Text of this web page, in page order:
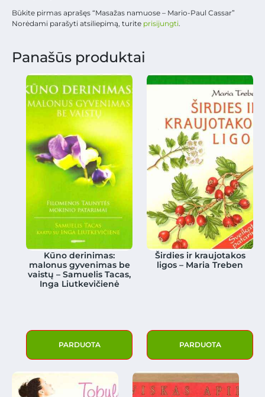
Būkite pirmas aprašęs “Masažas namuose – Mario-Paul Cassar”
Norėdami parašyti atsiliepimą, turite prisijungti.
Panašūs produktai
Kūno derinimas:
malonus gyvenimas be
vaistų – Samuelis Tacas,
Inga Liutkevičienė
PARDUOTA
Širdies ir kraujotakos
ligos – Maria Treben
PARDUOTA